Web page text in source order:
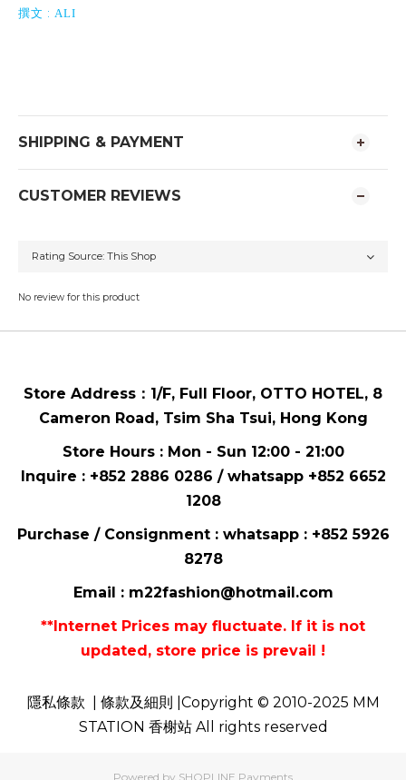
撰文 : ALI
SHIPPING & PAYMENT
CUSTOMER REVIEWS
No review for this product
Store Address： 1/F, Full Floor, OTTO HOTEL, 8
Cameron Road, Tsim Sha Tsui, Hong Kong
Store Hours : Mon - Sun 12:00 - 21:00
Inquire : +852 2886 0286 / whatsapp +852 6652
1208
Purchase / Consignment : whatsapp : +852 5926
8278
Email : m22fashion@hotmail.com
**Internet Prices may fluctuate. If it is not
updated, store price is prevail !
隱私條款
| 條款及細則 |Copyright © 2010-2025 MM
STATION 香榭站 All rights reserved
Powered by SHOPLINE Payments